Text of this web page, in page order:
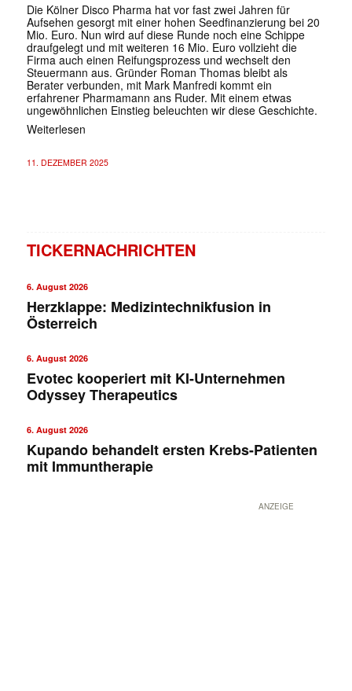
Die Kölner Disco Pharma hat vor fast zwei Jahren für
Aufsehen gesorgt mit einer hohen Seedfinanzierung bei 20
Mio. Euro. Nun wird auf diese Runde noch eine Schippe
draufgelegt und mit weiteren 16 Mio. Euro vollzieht die
Firma auch einen Reifungsprozess und wechselt den
Steuermann aus. Gründer Roman Thomas bleibt als
Berater verbunden, mit Mark Manfredi kommt ein
erfahrener Pharmamann ans Ruder. Mit einem etwas
ungewöhnlichen Einstieg beleuchten wir diese Geschichte.
Weiterlesen
11. DEZEMBER 2025
TICKERNACHRICHTEN
6. August 2026
Herzklappe: Medizintechnikfusion in
Österreich
6. August 2026
Evotec kooperiert mit KI-Unternehmen
Odyssey Therapeutics
6. August 2026
Kupando behandelt ersten Krebs-Patienten
mit Immuntherapie
ANZEIGE